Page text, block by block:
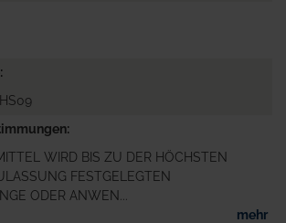
WIRD BIS ZU DER HÖCHSTEN
FESTGELEGTEN
ODER ANWEN...
mehr